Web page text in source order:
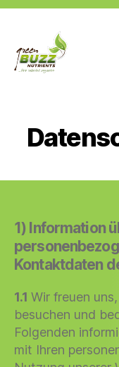
1) Information
Kontaktdaten
1.1 Wir freuen
besuchen und
Folgenden
mit Ihren